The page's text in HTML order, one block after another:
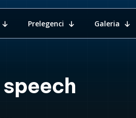
Prelegenci Galeria